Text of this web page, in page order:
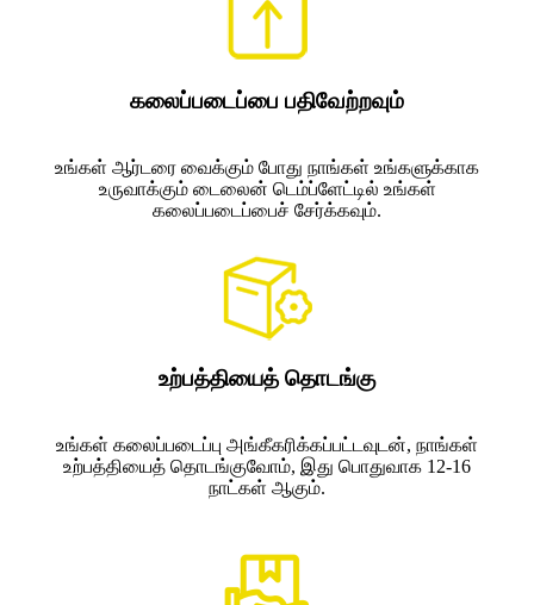
கலைப்படைப்பை பதிவேற்றவும்
உங்கள் ஆர்டரை வைக்கும் போது நாங்கள் உங்களுக்காக
உருவாக்கும் டைலைன் டெம்ப்ளேட்டில் உங்கள்
கலைப்படைப்பைச் சேர்க்கவும்.
உற்பத்தியைத் தொடங்கு
உங்கள் கலைப்படைப்பு அங்கீகரிக்கப்பட்டவுடன், நாங்கள்
உற்பத்தியைத் தொடங்குவோம், இது பொதுவாக 12-16
நாட்கள் ஆகும்.